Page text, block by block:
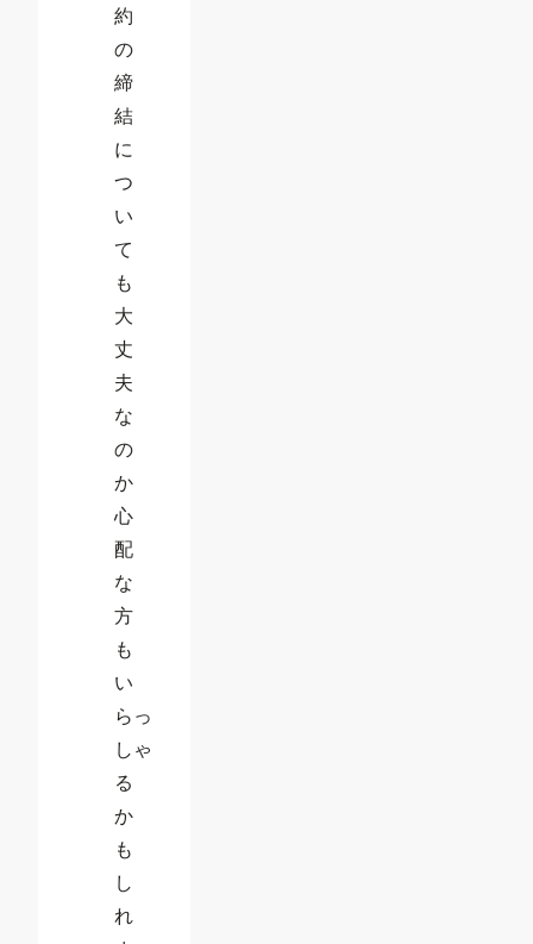
約
の
締
結
に
つ
い
て
も
大
丈
夫
な
の
か
心
配
な
方
も
い
らっ
しゃ
る
か
も
し
れ